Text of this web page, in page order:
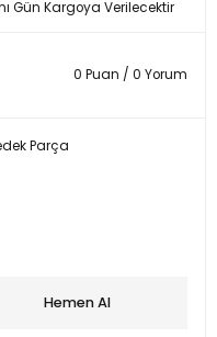
Gün Kargoya Verilecektir
0 Puan / 0 Yorum
Parça
Hemen Al